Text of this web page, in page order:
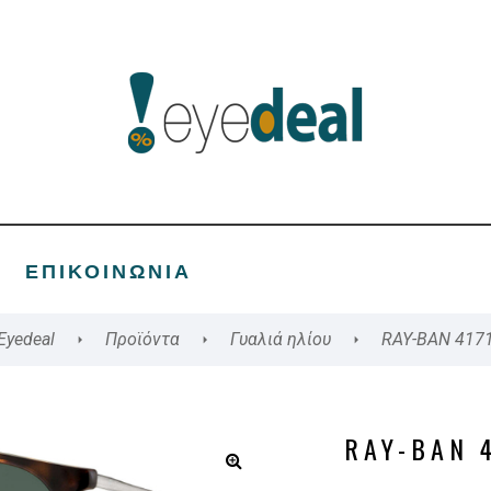
ΕΠΙΚΟΙΝΩΝΊΑ
Προϊόντα Γυαλιά ηλίου RAY-BAN
RAY-BAN